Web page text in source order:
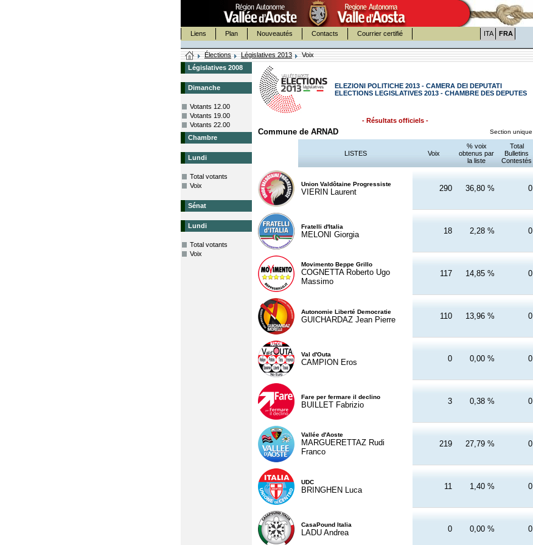
Liens Plan Nouveautés Contacts Courrier certifié ITA FRA
Élections Législatives 2013
Voix
Législatives 2008
Dimanche
Votants 12.00
Votants 19.00
Votants 22.00
Chambre
Lundi
Total votants
Voix
Sénat
Lundi
Total votants
Voix
ELEZIONI POLITICHE 2013 - CAMERA DEI DEPUTATI
ELECTIONS LEGISLATIVES 2013 - CHAMBRE DES DEPUTES
- Résultats officiels -
Commune de ARNAD Section unique
LISTES Voix
% voix
obtenus par
la liste
Total
Bulletins
Contestés
Union Valdôtaine Progressiste
VIERIN Laurent 290 36,80 % 0
Fratelli d'Italia
MELONI Giorgia 18 2,28 % 0
Movimento Beppe Grillo
COGNETTA Roberto Ugo
Massimo
117 14,85 % 0
Autonomie Liberté Democratie
GUICHARDAZ Jean Pierre 110 13,96 % 0
Val d'Outa
CAMPION Eros 0 0,00 % 0
Fare per fermare il declino
BUILLET Fabrizio 3 0,38 % 0
Vallée d'Aoste
MARGUERETTAZ Rudi
Franco
219 27,79 % 0
UDC
BRINGHEN Luca 11 1,40 % 0
CasaPound Italia
LADU Andrea 0 0,00 % 0